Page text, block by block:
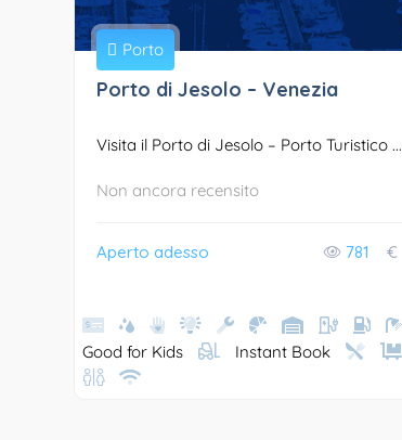
Porto
Porto di Jesolo – Venezia
Visita il Porto di Jesolo – Porto Turistico ...
Non ancora recensito
Aperto adesso 781 €
Good for Kids Instant Book